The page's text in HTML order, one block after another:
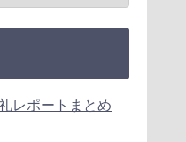
レポートまとめ